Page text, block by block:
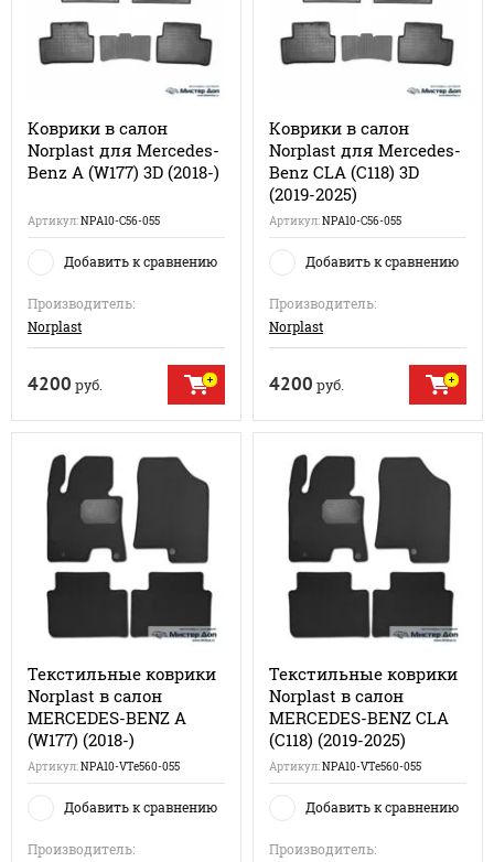
Коврики в салон
Norplast для Mercedes-
Benz A (W177) 3D (2018-)
Артикул:NPA10-C56-055
Добавить к сравнению
Производитель:
Norplast
4200 руб.
Коврики в салон
Norplast для Mercedes-
Benz CLA (C118) 3D
(2019-2025)
Артикул:NPA10-C56-055
Добавить к сравнению
Производитель:
Norplast
4200 руб.
Текстильные коврики
Norplast в салон
MERCEDES-BENZ A
(W177) (2018-)
Артикул:NPA10-VTe560-055
Добавить к сравнению
Производитель:
Текстильные коврики
Norplast в салон
MERCEDES-BENZ CLA
(C118) (2019-2025)
Артикул:NPA10-VTe560-055
Добавить к сравнению
Производитель: